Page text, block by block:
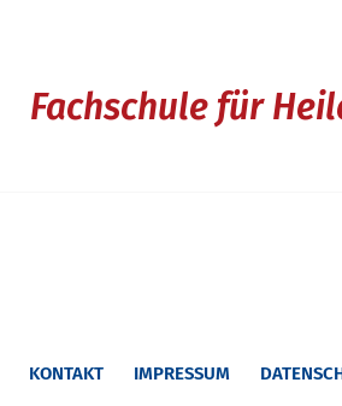
Fachschule für
KONTAKT IMPRESSUM